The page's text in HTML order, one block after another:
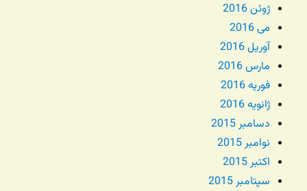
ژوئن 2016
می 2016
آوریل 2016
مارس 2016
فوریه 2016
ژانویه 2016
دسامبر 2015
نوامبر 2015
اکتبر 2015
سپتامبر 2015